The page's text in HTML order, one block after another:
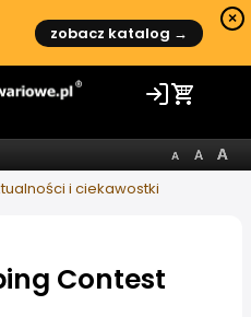
zobacz katalog →
×
i ciekawostki
Contest